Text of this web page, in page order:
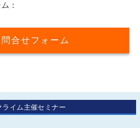
：
問合せフォーム
ライム主催セミナー